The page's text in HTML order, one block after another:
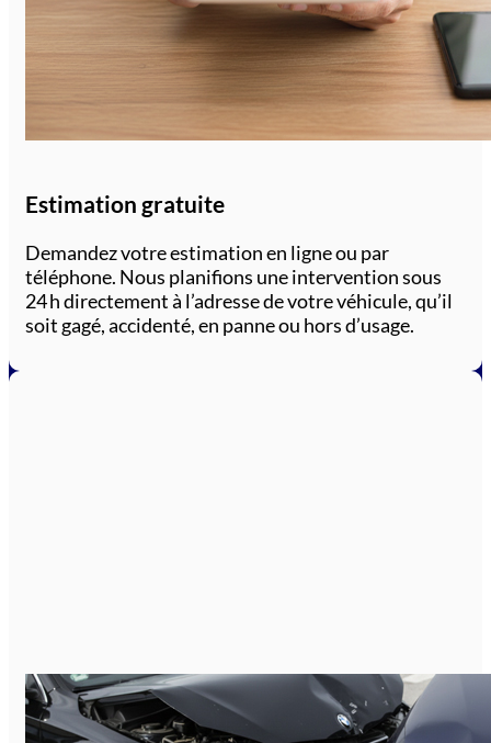
Estimation gratuite
Demandez votre estimation en ligne ou par
téléphone. Nous planifions une intervention sous
24 h directement à l’adresse de votre véhicule, qu’il
soit gagé, accidenté, en panne ou hors d’usage.